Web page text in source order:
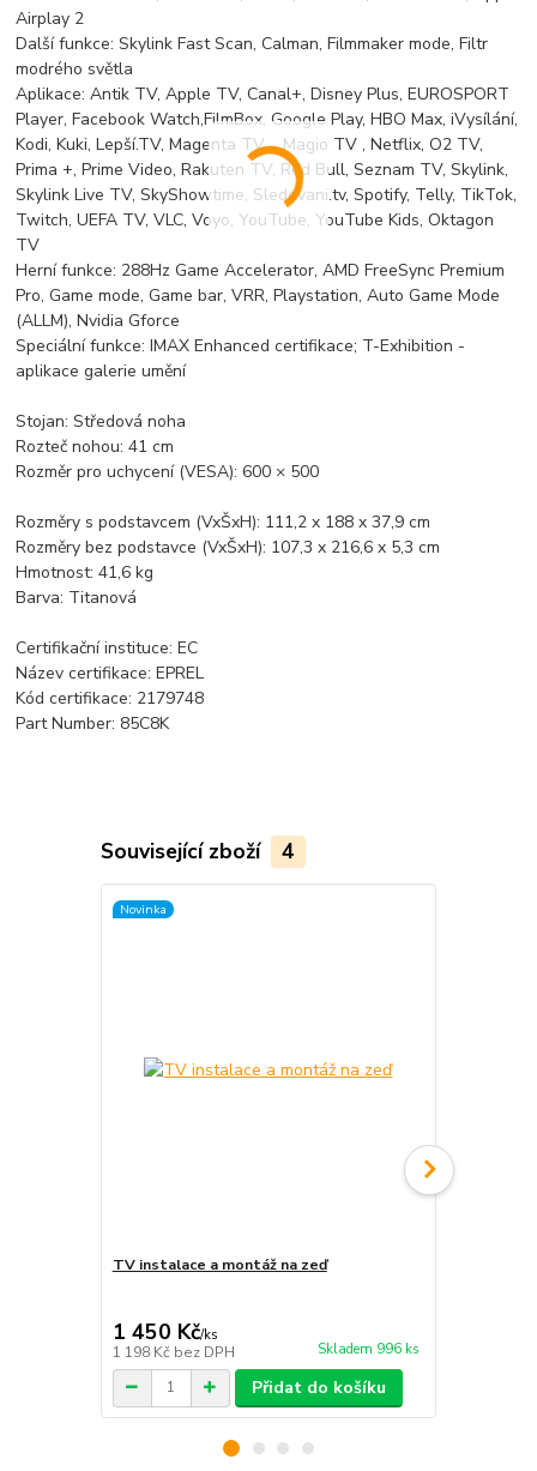
Airplay 2
Další funkce: Skylink Fast Scan, Calman, Filmmaker mode, Filtr
modrého světla
Aplikace: Antik TV, Apple TV, Canal+, Disney Plus, EUROSPORT
Player, Facebook Watch,FilmBox, Google Play, HBO Max, iVysílání,
Kodi, Kuki, Lepší.TV, Magenta TV , Magio TV , Netflix, O2 TV,
Prima +, Prime Video, Rakuten TV, Red Bull, Seznam TV, Skylink,
Skylink Live TV, SkyShowtime, Sledovani.tv, Spotify, Telly, TikTok,
Twitch, UEFA TV, VLC, Voyo, YouTube, YouTube Kids, Oktagon
TV
Herní funkce: 288Hz Game Accelerator, AMD FreeSync Premium
Pro, Game mode, Game bar, VRR, Playstation, Auto Game Mode
(ALLM), Nvidia Gforce
Speciální funkce: IMAX Enhanced certifikace; T-Exhibition -
aplikace galerie umění
Stojan: Středová noha
Rozteč nohou: 41 cm
Rozměr pro uchycení (VESA): 600 × 500
Rozměry s podstavcem (VxŠxH): 111,2 x 188 x 37,9 cm
Rozměry bez podstavce (VxŠxH): 107,3 x 216,6 x 5,3 cm
Hmotnost: 41,6 kg
Barva: Titanová
Certifikační instituce: EC
Název certifikace: EPREL
Kód certifikace: 2179748
Part Number: 85C8K
Související zboží 4
Novinka
TV instalace a montáž na zeď
1 450 Kč/ks
1 198 Kč bez DPH Skladem 996 ks
Přidat do košíku